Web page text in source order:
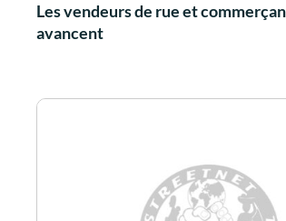
Les vendeurs de rue et
avancent